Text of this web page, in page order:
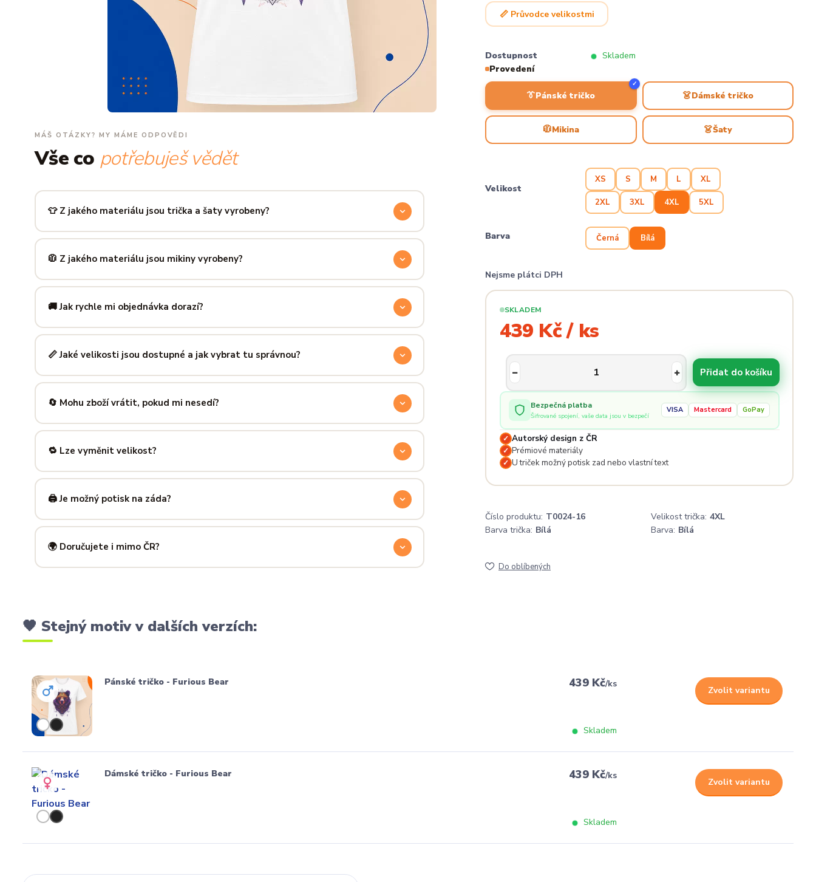
MÁŠ OTÁZKY? MY MÁME ODPOVĚDI
Vše co potřebuješ vědět
👕 Z jakého materiálu jsou trička a šaty vyrobeny?
Používáme prémiovou 100% bavlnu — měkkou na dotek, prodyšnou a odolnou. Produkt si
zachová tvar i barvu i po desítkách praní. Kvalita, kterou pocítíš hned při prvním oblečení.
🧥 Z jakého materiálu jsou mikiny vyrobeny?
Mikiny šijeme ze směsi80 % bavlny a 20 % polyesteru— příjemně hřejivá, pevná a zároveň
prodyšná kombinace, která si dlouho drží tvar i po opakovaném praní.
🚚 Jak rychle mi objednávka dorazí?
Mimo sezónu balíme a odesíláme do 3 pracovních dní. Doručení přes PPL, GLS nebo Českou
poštu trvá obvykle 1–3 pracovní dny — zboží tak můžeš mít u sebe už za pár dní.
📏 Jaké velikosti jsou dostupné a jak vybrat tu správnou?
Nabízíme velikosti XS až 5XL, takže si vybere opravdu každý. Klikni naPrůvodce velikostmi
výše — najdeš tam přesné míry v cm a výběr velikosti bude hračka.
🔄 Mohu zboží vrátit, pokud mi nesedí?
Samozřejmě. Máš plných14 dní na vráceníbez udání důvodu. Stačí nás kontaktovat na
info@ilus.cza vše vyřídíme rychle a bez komplikací.
🔁 Lze vyměnit velikost?
Standardně výměnu nenabízíme, ale víme, že se to stane — proto se nebojte napsat na
info@ilus.cz. Většinou společně najdeme řešení, které vás potěší.
🖨️ Je možný potisk na záda?
Ano! Potisk zad je možný u většiny našich produktů — skvělé pro originální dárky nebo párové
kousky. Napiš nám předem na
🌍 Doručujete i mimo ČR?
📏 Průvodce velikostmi
Dostupnost
Skladem
Provedení
👔Pánské tričko
✓
👗Dámské tričko
🧥Mikina 👗Šaty
Velikost
XS S M L XL
2XL 3XL 4XL 5XL
Barva Černá Bílá
Nejsme plátci DPH
SKLADEM
439 Kč / ks
Přidat do košíku
Bezpečná platba
Šifrované spojení, vaše data jsou v bezpečí
VISA Mastercard GoPay
✓ Autorský design z ČR
✓ Prémiové materiály
✓ U triček možný potisk zad nebo vlastní text
Číslo produktu: T0024-16 Velikost trička: 4XL
Barva trička: Bílá Barva: Bílá
Do oblíbených
🖤 Stejný motiv v dalších verzích:
Pánské tričko - Furious Bear 439 Kč/ks
Skladem
Zvolit variantu
Dámské tričko - Furious Bear 439 Kč/ks
Skladem
Zvolit variantu